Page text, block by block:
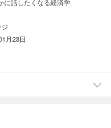
に話したくなる経済学
月23日